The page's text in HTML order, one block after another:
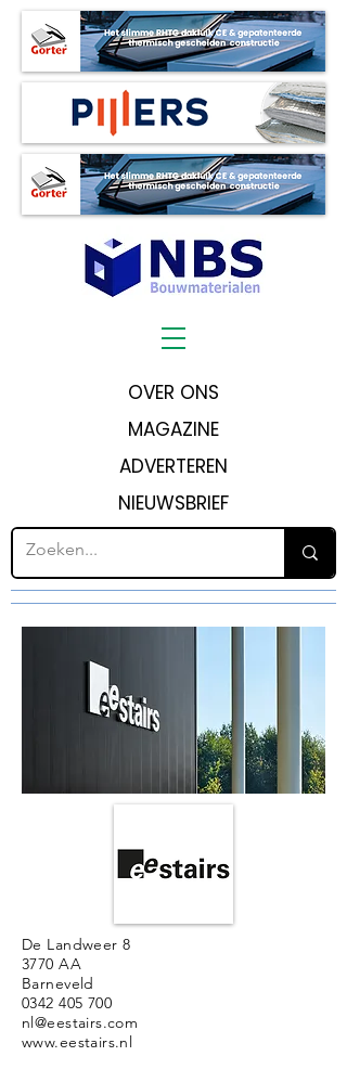
OVER ONS
MAGAZINE
ADVERTEREN
NIEUWSBRIEF
De Landweer 8
3770 AA
Barneveld
0342 405 700
nl@eestairs.com
www.eestairs.nl